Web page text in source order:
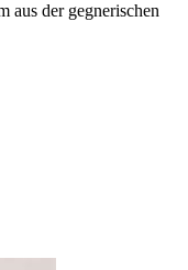
aus der gegnerischen